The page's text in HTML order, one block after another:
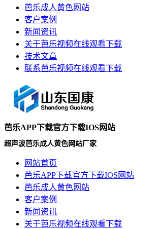
芭乐成人黄色网站
客户案例
新闻资讯
关于芭乐视频在线观看下载
技术文章
联系芭乐视频在线观看下载
芭乐APP下载官方下载IOS网站
超声波芭乐成人黄色网站厂家
网站首页
芭乐APP下载官方下载IOS网站
芭乐成人黄色网站
客户案例
新闻资讯
关于芭乐视频在线观看下载